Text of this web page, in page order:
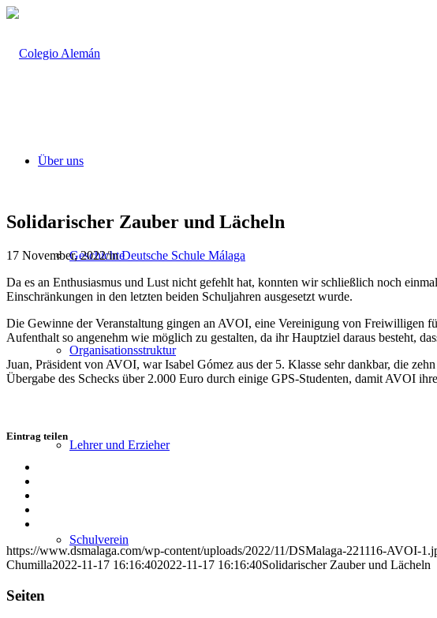
Über uns
Geschichte
Organisationsstruktur
Lehrer und Erzieher
Schulverein
Solidarischer Zauber und Lächeln
17 November, 2022/inDeutsche Schule Málaga
Da es an Enthusiasmus und Lust nicht gefehlt hat, konnten wir schließlich noch
Einschränkungen in den letzten beiden Schuljahren ausgesetzt wurde.
Die Gewinne der Veranstaltung gingen an AVOI, eine Vereinigung von Freiwilligen
Aufenthalt so angenehm wie möglich zu gestalten, da ihr Hauptziel daraus besteht,
Juan, Präsident von AVOI, war Isabel Gómez aus der 5. Klasse sehr dankbar, die
Übergabe des Schecks über 2.000 Euro durch einige GPS-Studenten, damit AVOI
Eintrag teilen
LinkedIn
Mail
teilen
https://www.dsmalaga.com/wp-content/uploads/2022/11/DSMalaga-221116-AVOI-
Chumilla2022-11-17 16:16:402022-11-17 16:16:40Solidarischer Zauber und Lächeln
Seiten